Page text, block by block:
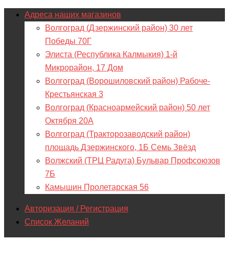
Адреса наших магазинов
Волгоград (Дзержинский район) 30 лет
Победы 70Г
Элиста (Республика Калмыкия) 1-й
Микрорайон, 17 Дом
Волгоград (Ворошиловский район) Рабоче-
Крестьянская 3
Волгоград (Красноармейский район) 50 лет
Октября 20А
Волгоград (Тракторозаводский район)
площадь Дзержинского, 1Б Семь Звёзд
Волжский (ТРЦ Радуга) Бульвар Профсоюзов
7Б
Камышин Пролетарская 56
Авторизация / Регистрация
Список Желаний